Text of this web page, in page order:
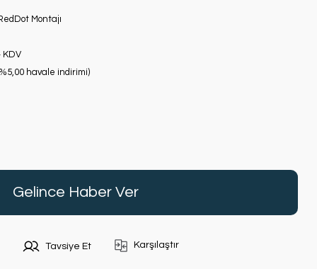
Montajı
KDV
havale indirimi)
Gelince Haber Ver
Tavsiye Et Karşılaştır